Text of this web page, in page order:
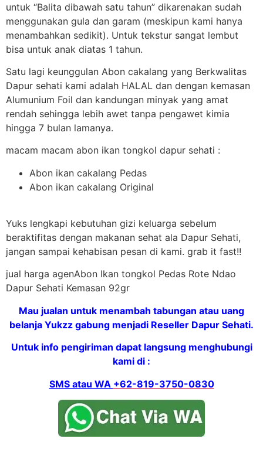
untuk “Balita dibawah satu tahun” dikarenakan sudah
menggunakan gula dan garam (meskipun kami hanya
menambahkan sedikit). Untuk tekstur sangat lembut
bisa untuk anak diatas 1 tahun.
Satu lagi keunggulan Abon cakalang yang Berkwalitas
Dapur sehati kami adalah HALAL dan dengan kemasan
Alumunium Foil dan kandungan minyak yang amat
rendah sehingga lebih awet tanpa pengawet kimia
hingga 7 bulan lamanya.
macam macam abon ikan tongkol dapur sehati :
Abon ikan cakalang Pedas
Abon ikan cakalang Original
Yuks lengkapi kebutuhan gizi keluarga sebelum
beraktifitas dengan makanan sehat ala Dapur Sehati,
jangan sampai kehabisan pesan di kami. grab it fast!!
jual harga agenAbon Ikan tongkol Pedas Rote Ndao
Dapur Sehati Kemasan 92gr
Mau jualan untuk menambah tabungan atau uang
belanja Yukzz gabung menjadi Reseller Dapur Sehati.
Untuk info pengiriman dapat langsung menghubungi
kami di :
SMS atau WA +62-819-3750-0830